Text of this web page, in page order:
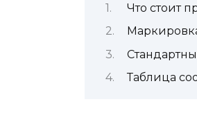
Что стоит
Таблица